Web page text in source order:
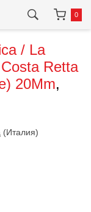
0
/ La
Retta
20Mm,
(Италия)